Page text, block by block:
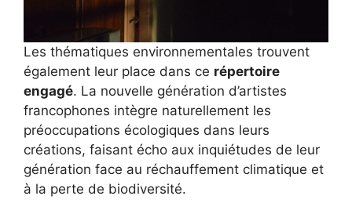
Les thématiques environnementales trouvent
également leur place dans ce répertoire
engagé. La nouvelle génération d’artistes
francophones intègre naturellement les
préoccupations écologiques dans leurs
créations, faisant écho aux inquiétudes de leur
génération face au réchauffement climatique et
à la perte de biodiversité.